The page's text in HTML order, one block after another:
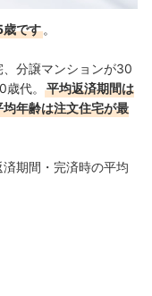
です。
分譲マンションが30
代。
平均返済期間は
年齢は注文住宅が最
期間・完済時の平均